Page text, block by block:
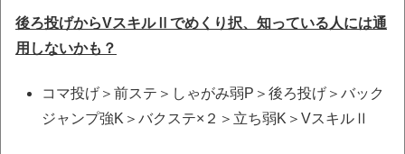
後ろ投げからVスキルⅡでめくり択、知っている人には通
用しないかも？
コマ投げ＞前ステ＞しゃがみ弱P＞後ろ投げ＞バック
ジャンプ強K＞バクステ×２＞立ち弱K＞VスキルⅡ